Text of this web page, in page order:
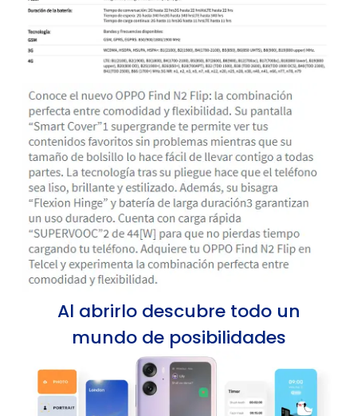
Al abrirlo descubre todo un
mundo de posibilidades